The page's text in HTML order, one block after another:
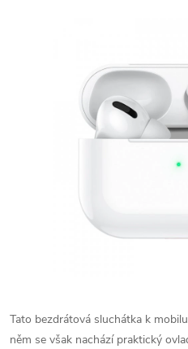
Tato bezdrátová sluchátka k
něm se však nachází praktický